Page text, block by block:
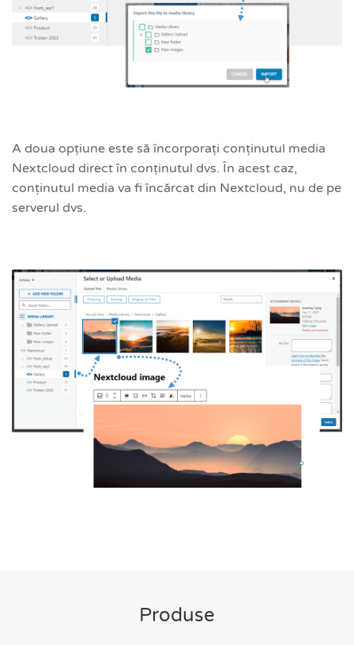
A doua opțiune este să încorporați conținutul media
Nextcloud direct în conținutul dvs. În acest caz,
conținutul media va fi încărcat din Nextcloud, nu de pe
serverul dvs.
Produse